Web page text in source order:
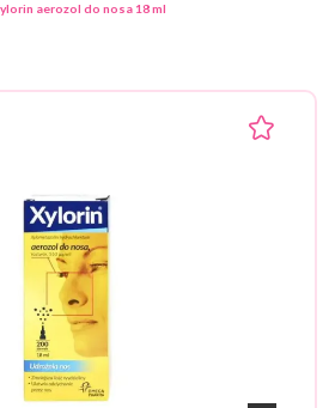
aerozol do nosa 18 ml